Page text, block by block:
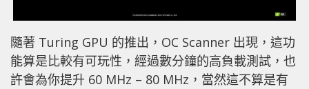
隨著 Turing GPU 的推出，OC Scanner 出現，這功
能算是比較有可玩性，經過數分鐘的高負載測試，也
許會為你提升 60 MHz – 80 MHz，當然這不算是有